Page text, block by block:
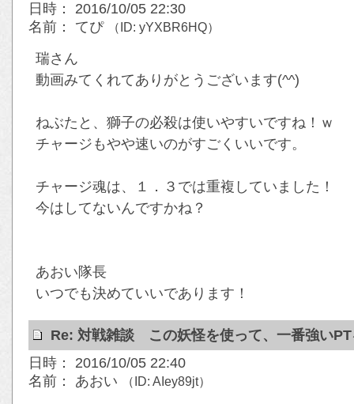
日時： 2016/10/05 22:30
名前： てぴ
（ID: yYXBR6HQ）
瑞さん
動画みてくれてありがとうございます(^^)
ねぶたと、獅子の必殺は使いやすいですね！ｗ
チャージもやや速いのがすごくいいです。
チャージ魂は、１．３では重複していました！
今はしてないんですかね？
あおい隊長
いつでも決めていいであります！
Re: 対戦雑談 この妖怪を使って、一番強い
日時： 2016/10/05 22:40
名前： あおい
（ID: AIey89jt）